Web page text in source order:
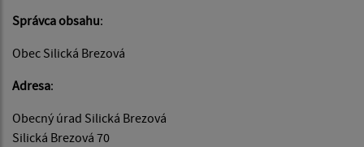
Správca obsahu:
Obec Silická Brezová
Adresa:
Obecný úrad Silická Brezová
Silická Brezová 70